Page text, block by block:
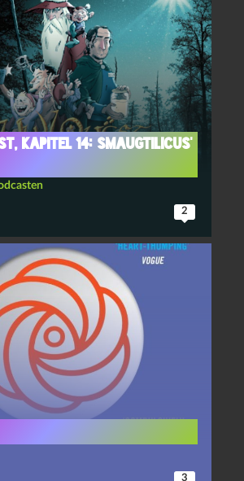
kapitel 14: Smaugtilicus’
2
3